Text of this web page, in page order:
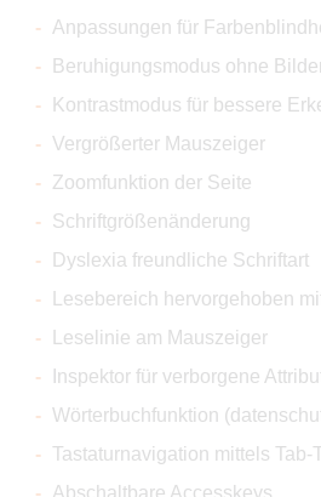
Anpassungen für
Beruhigungsmodus ohne
Kontrastmodus für bessere
Vergrößerter Mauszeiger
Zoomfunktion der Seite
Schriftgrößenänderung
Dyslexia freundliche Schriftart
Lesebereich hervorgehoben
Leselinie am Mauszeiger
Inspektor für verborgene
Wörterbuchfunktion
Tastaturnavigation mittels Tab-
Abschaltbare Accesskeys